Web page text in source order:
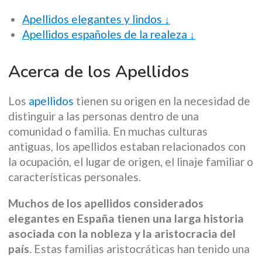
Apellidos elegantes y lindos ↓
Apellidos españoles de la realeza ↓
Acerca de los Apellidos
Los apellidos tienen su origen en la necesidad de
distinguir a las personas dentro de una
comunidad o familia. En muchas culturas
antiguas, los apellidos estaban relacionados con
la ocupación, el lugar de origen, el linaje familiar o
características personales.
Muchos de los apellidos considerados
elegantes en España tienen una larga historia
asociada con la nobleza y la aristocracia del
país. Estas familias aristocráticas han tenido una